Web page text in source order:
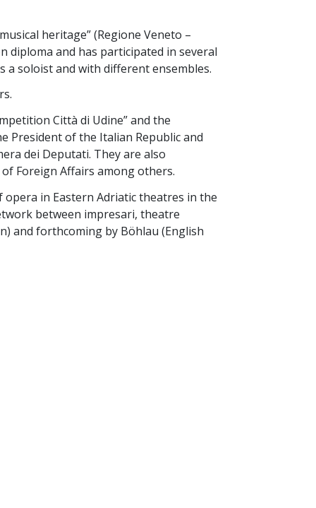
heritage” (Regione Veneto –
diploma and has participated in several
a soloist and with different ensembles.
Città di Udine” and the
President of the Italian Republic and
dei Deputati. They are also
Foreign Affairs among others.
in Eastern Adriatic theatres in the
between impresari, theatre
and forthcoming by Böhlau (English